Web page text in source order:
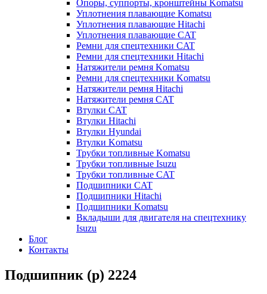
Опоры, суппорты, кронштейны Komatsu
Уплотнения плавающие Komatsu
Уплотнения плавающие Hitachi
Уплотнения плавающие CAT
Ремни для спецтехники CAT
Ремни для спецтехники Hitachi
Натяжители ремня Komatsu
Ремни для спецтехники Komatsu
Натяжители ремня Hitachi
Натяжители ремня CAT
Втулки CAT
Втулки Hitachi
Втулки Hyundai
Втулки Komatsu
Трубки топливные Komatsu
Трубки топливные Isuzu
Трубки топливные CAT
Подшипники CAT
Подшипники Hitachi
Подшипники Komatsu
Вкладыши для двигателя на спецтехнику
Isuzu
Блог
Контакты
Подшипник (р) 2224